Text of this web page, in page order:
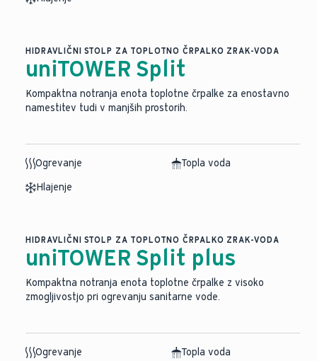
HIDRAVLIČNI STOLP ZA TOPLOTNO ČRPALKO ZRAK-VODA
uniTOWER Split
Kompaktna notranja enota toplotne črpalke za enostavno
namestitev tudi v manjših prostorih.
Ogrevanje
Topla voda
Hlajenje
HIDRAVLIČNI STOLP ZA TOPLOTNO ČRPALKO ZRAK-VODA
uniTOWER Split plus
Kompaktna notranja enota toplotne črpalke z visoko
zmogljivostjo pri ogrevanju sanitarne vode.
Ogrevanje Topla voda